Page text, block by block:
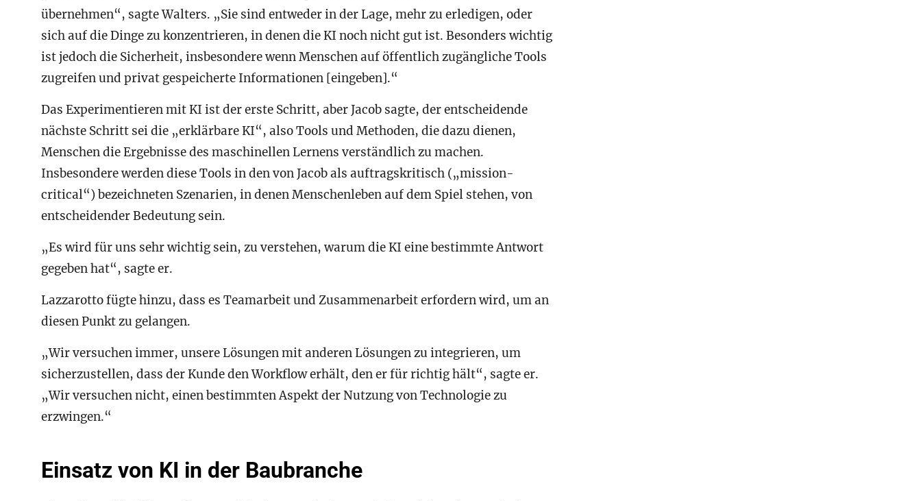
übernehmen“, sagte Walters. „Sie sind entweder in der Lage, mehr zu erledigen, oder
sich auf die Dinge zu konzentrieren, in denen die KI noch nicht gut ist. Besonders wichtig
ist jedoch die Sicherheit, insbesondere wenn Menschen auf öffentlich zugängliche Tools
zugreifen und privat gespeicherte Informationen [eingeben].“
Das Experimentieren mit KI ist der erste Schritt, aber Jacob sagte, der entscheidende
nächste Schritt sei die „erklärbare KI“, also Tools und Methoden, die dazu dienen,
Menschen die Ergebnisse des maschinellen Lernens verständlich zu machen.
Insbesondere werden diese Tools in den von Jacob als auftragskritisch („mission-
critical“) bezeichneten Szenarien, in denen Menschenleben auf dem Spiel stehen, von
entscheidender Bedeutung sein.
„Es wird für uns sehr wichtig sein, zu verstehen, warum die KI eine bestimmte Antwort
gegeben hat“, sagte er.
Lazzarotto fügte hinzu, dass es Teamarbeit und Zusammenarbeit erfordern wird, um an
diesen Punkt zu gelangen.
„Wir versuchen immer, unsere Lösungen mit anderen Lösungen zu integrieren, um
sicherzustellen, dass der Kunde den Workflow erhält, den er für richtig hält“, sagte er.
„Wir versuchen nicht, einen bestimmten Aspekt der Nutzung von Technologie zu
erzwingen.“
Einsatz von KI in der Baubranche